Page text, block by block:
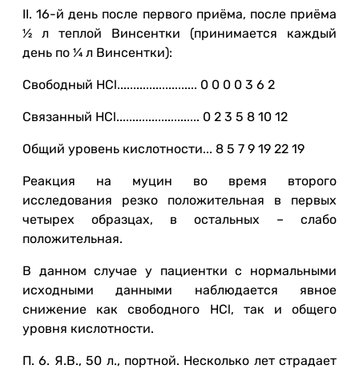
II. 16-й день после первого приёма, после приёма
½ л теплой Винсентки (принимается каждый
день по ¼ л Винсентки):
Свободный HCl......................... 0 0 0 0 3 6 2
Связанный HCl.......................... 0 2 3 5 8 10 12
Общий уровень кислотности... 8 5 7 9 19 22 19
Реакция на муцин во время второго
исследования резко положительная в первых
четырех образцах, в остальных – слабо
положительная.
В данном случае у пациентки с нормальными
исходными данными наблюдается явное
снижение как свободного HCl, так и общего
уровня кислотности.
П. 6. Я.В., 50 л., портной. Несколько лет страдает